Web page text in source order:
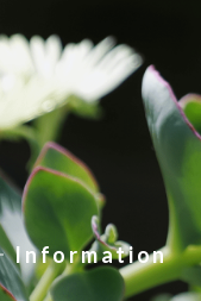
Information